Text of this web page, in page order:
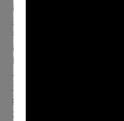
出，皆獲⾼度好評。曾受
與世界和平：2018 平壤冬
得⼤教堂午間⾳樂會系列、
出場合包含卡內基⾳樂廳、
DiMenna 古典⾳樂廳。現
琴家 Ivo Kaltchev 修讀鋼琴
主教⼤學樂團協奏演出。
鋼琴 Piano｜陳昱諺 Yu-Yen
2014年於美國深造演奏並